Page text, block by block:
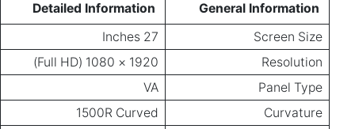
General Information
Detailed Information
Screen Size
27 Inches
Resolution
1920 × 1080 (Full HD)
Panel Type
VA
Curvature
1500R Curved